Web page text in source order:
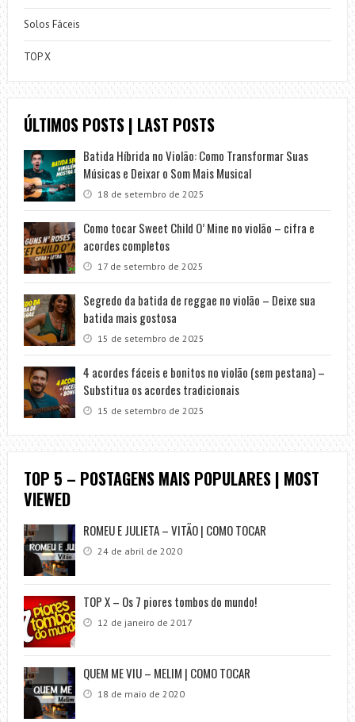
Solos Fáceis
TOP X
ÚLTIMOS POSTS | LAST POSTS
Batida Híbrida no Violão: Como Transformar Suas
Músicas e Deixar o Som Mais Musical
18 de setembro de 2025
Como tocar Sweet Child O’ Mine no violão – cifra e
acordes completos
17 de setembro de 2025
Segredo da batida de reggae no violão – Deixe sua
batida mais gostosa
15 de setembro de 2025
4 acordes fáceis e bonitos no violão (sem pestana) –
Substitua os acordes tradicionais
15 de setembro de 2025
TOP 5 – POSTAGENS MAIS POPULARES | MOST
VIEWED
ROMEU E JULIETA – VITÃO | COMO TOCAR
24 de abril de 2020
TOP X – Os 7 piores tombos do mundo!
12 de janeiro de 2017
QUEM ME VIU – MELIM | COMO TOCAR
18 de maio de 2020